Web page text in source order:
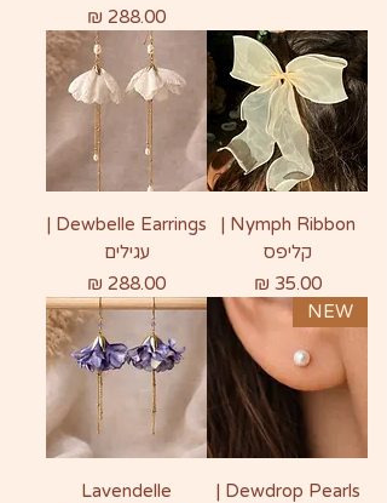
מחיר
Nymph Ribbon |
קליפס
מחיר‏35.00 ‏₪
Dewbelle Earrings |
עגילים
מחיר
NEW
Dewdrop Pearls |
Lavendelle